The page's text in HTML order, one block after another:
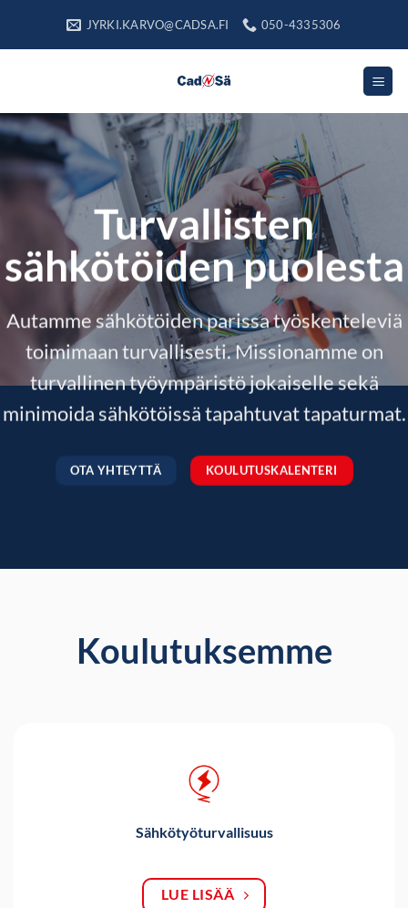
JYRKI.KARVO@CADSA.FI 050-4335306
Turvallisten
sähkötöiden puolesta
Autamme sähkötöiden parissa työskenteleviä
toimimaan turvallisesti. Missionamme on
turvallinen työympäristö jokaiselle sekä
minimoida sähkötöissä tapahtuvat tapaturmat.
OTA YHTEYTTÄ KOULUTUSKALENTERI
Koulutuksemme
Sähkötyöturvallisuus
LUE LISÄÄ